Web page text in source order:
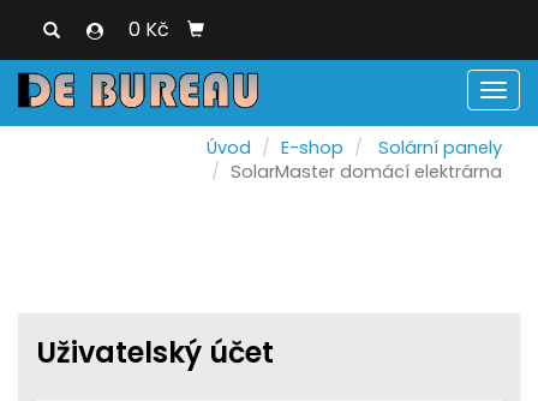
0 Kč
Úvod E-shop
Solární panely
SolarMaster domácí elektrárna
Uživatelský účet